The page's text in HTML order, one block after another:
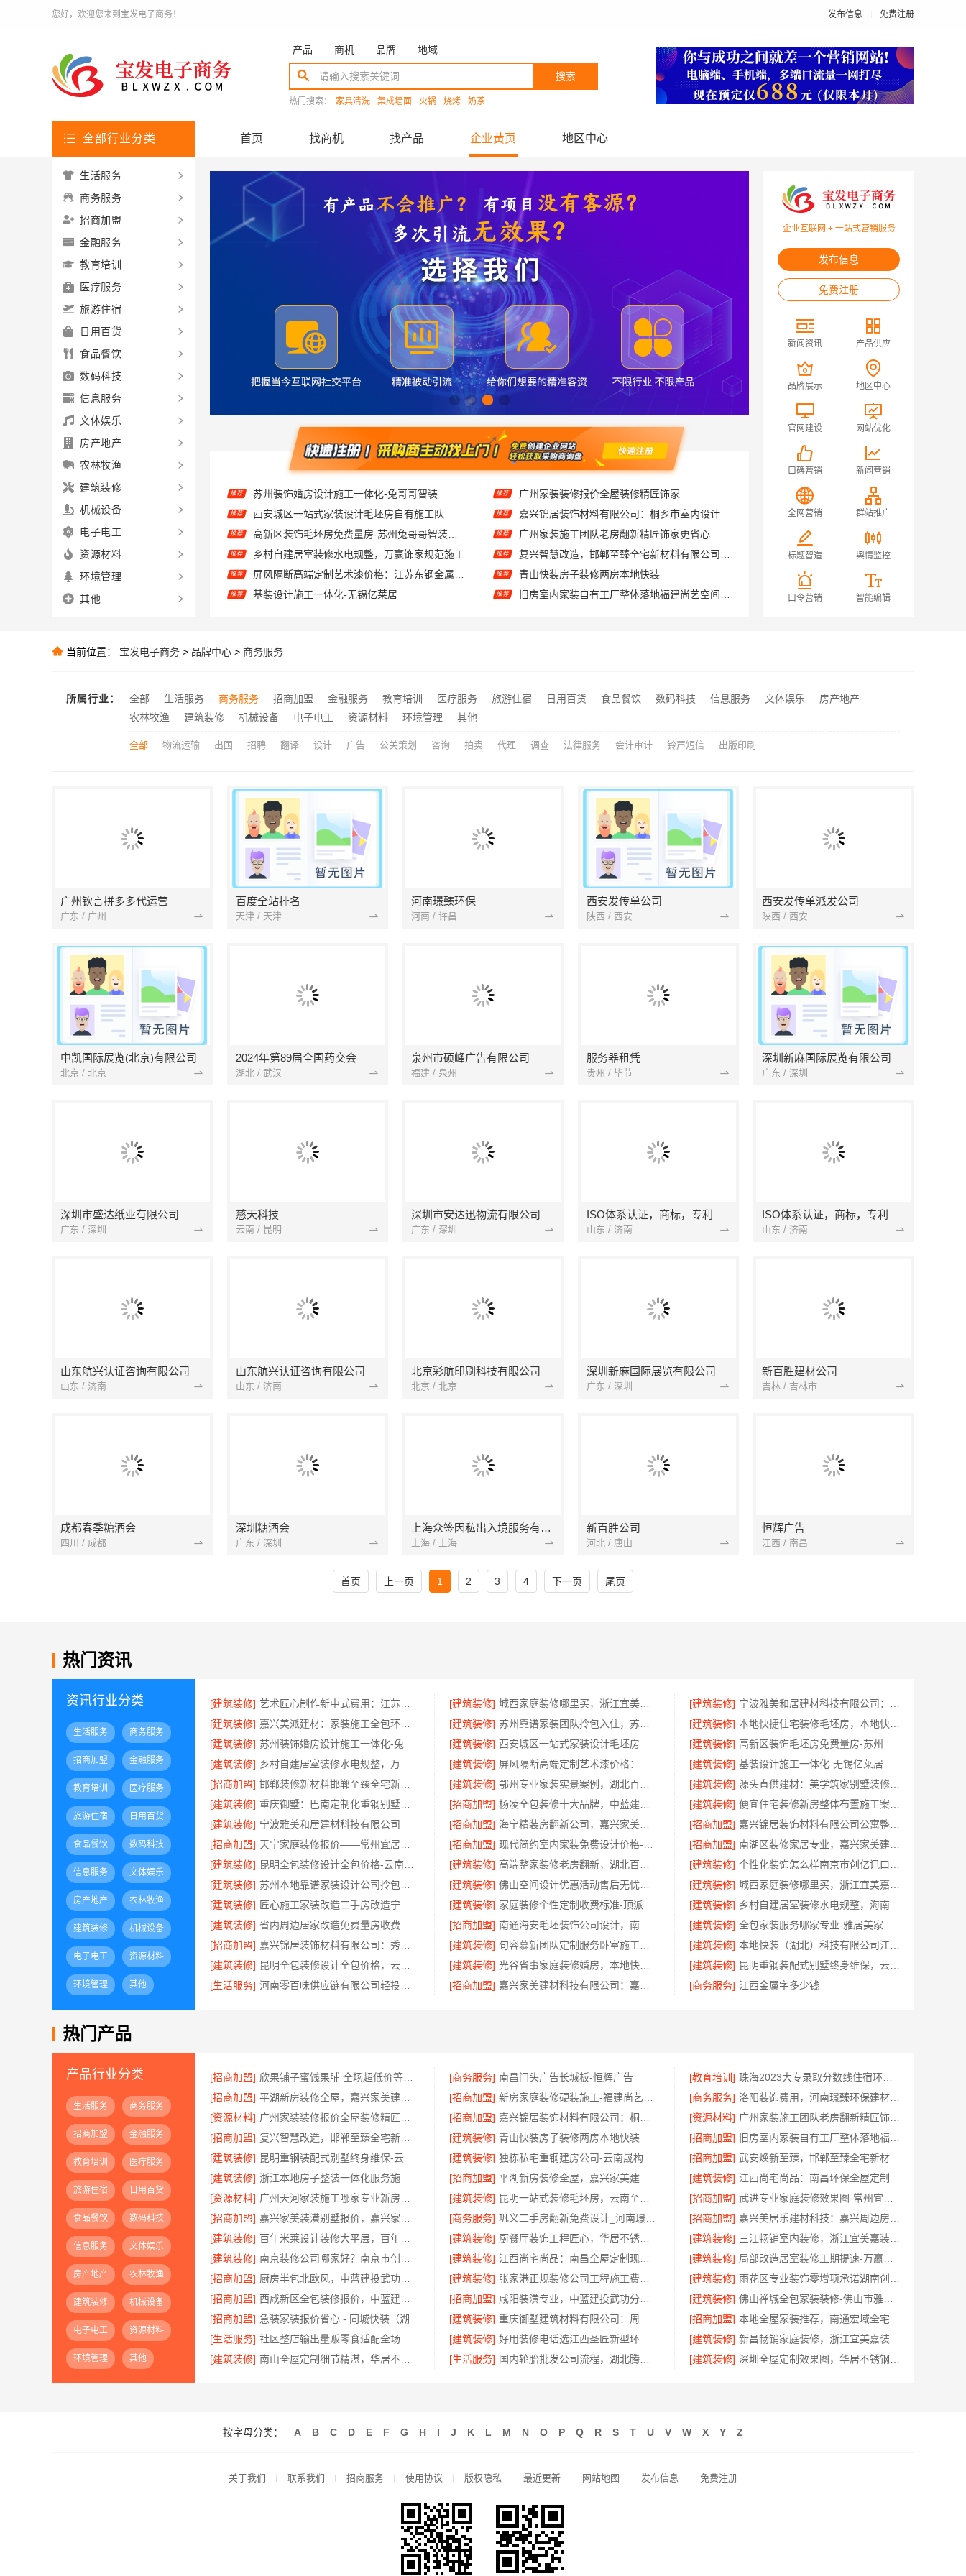
您好，欢迎您来到宝发电子商务！ 发布信息 免费注册
产品 商机 品牌 地域
搜索
热门搜索： 家具清洗 集成墙面 火锅 烧烤 奶茶
全部行业分类 首页 找商机 找产品 企业黄页 地区中心
推荐
推荐 高新区装饰毛坯房免费量房-苏州兔哥哥智装新材料
推荐 乡村自建居室装修水电规整，万赢饰家规范施工
推荐 屏风隔断高端定制艺术漆价格：江苏东钢金属家居不锈钢
推荐 基装设计施工一体化-无锡亿莱居
推荐
推荐 嘉兴美派建材：家装施工全包环保材料值得信赖
推荐 本地快捷住宅装修毛坯房，本地快装（湖北）科技闪电交付
推荐 苏州装饰婚房设计施工一体化-兔哥哥智装
推荐
推荐 广州家装施工团队老房翻新精匠饰家更省心
推荐
推荐 青山快装房子装修两房本地快装
推荐
推荐 欣果铺子蜜饯果脯 全场超低价等你来
推荐 洛阳装饰费用，河南璟臻环保建材有限公司报价透明
企业互联网 + 一站式营销服务
发布信息
免费注册
新闻资讯 产品供应
品牌展示 地区中心
官网建设 网站优化
口碑营销 新闻营销
全网营销 群站推广
标题智造 舆情监控
口令营销 智能编辑
生活服务
商务服务
招商加盟
金融服务
教育培训
医疗服务
旅游住宿
日用百货
食品餐饮
数码科技
信息服务
文体娱乐
房产地产
农林牧渔
建筑装修
机械设备
电子电工
资源材料
环境管理
其他
当前位置： 宝发电子商务 > 品牌中心 > 商务服务
所属行业： 全部 生活服务 商务服务 招商加盟 金融服务 教育培训 医疗服务 旅游住宿 日用百货 食品餐饮 数码科技 信息服务 文体娱乐
房产地产
农林牧渔
建筑装修 机械设备 电子电工 资源材料 环境管理 其他
全部 物流运输 出国 招聘 翻译 设计 广告 公关策划 咨询 拍卖 代理 调查 法律服务 会计审计 铃声短信 出版印刷
广州钦言拼多多代运营
广东 / 广州
百度全站排名
天津 / 天津
河南璟臻环保
河南 / 许昌
西安发传单公司
陕西 / 西安
西安发传单派发公司
陕西 / 西安
中凯国际展览(北京)有限公司
北京 / 北京
2024年第89届全国药交会
湖北 / 武汉
泉州市硕峰广告有限公司
福建 / 泉州
服务器租凭
贵州 / 毕节
深圳新麻国际展览有限公司
广东 / 深圳
深圳市盛达纸业有限公司
广东 / 深圳
慈天科技
云南 / 昆明
深圳市安达迅物流有限公司
广东 / 深圳
ISO体系认证，商标，专利
山东 / 济南
ISO体系认证，商标，专利
山东 / 济南
山东航兴认证咨询有限公司
山东 / 济南
山东航兴认证咨询有限公司
山东 / 济南
北京彩航印刷科技有限公司
北京 / 北京
深圳新麻国际展览有限公司
广东 / 深圳
新百胜建材公司
吉林 / 吉林市
成都春季糖酒会
四川 / 成都
深圳糖酒会
广东 / 深圳
上海众签因私出入境服务有限公司
上海 / 上海
新百胜公司
河北 / 唐山
恒辉广告
江西 / 南昌
首页 上一页 1 2 3 4 下一页 尾页
热门资讯
资讯行业分类
生活服务 商务服务
招商加盟 金融服务
教育培训 医疗服务
旅游住宿 日用百货
食品餐饮 数码科技
信息服务 文体娱乐
房产地产 农林牧渔
建筑装修 机械设备
电子电工 资源材料
环境管理 其他
[建筑装修] [建筑装修] [建筑装修]
[建筑装修]
[建筑装修] [建筑装修]
本地快捷住宅装修毛坯房，本地快装（湖北）科技闪电交付
[建筑装修]
[建筑装修] [建筑装修]
[建筑装修]
[建筑装修] [建筑装修] 基装设计施工一体化-无锡亿莱居
[招商加盟]
[建筑装修] [建筑装修]
源头直供建材：美学筑家别墅装修，品质与性价比并存
[建筑装修]
[招商加盟] [建筑装修]
便宜住宅装修新房整体布置施工案例，浙江乐享新材料有限公司
[建筑装修] 宁波雅美和居建材科技有限公司 [招商加盟] [招商加盟]
嘉兴锦居装饰材料有限公司公寓整装排名
[招商加盟]
[招商加盟] [招商加盟]
南湖区装修家居专业，嘉兴家美建材科技值得信赖
[建筑装修]
[建筑装修] [建筑装修]
[建筑装修]
[建筑装修] [建筑装修]
[建筑装修]
[建筑装修] [建筑装修]
乡村自建居室装修水电规整，海南万赢饰家规范改造
[建筑装修]
[招商加盟] [建筑装修]
[招商加盟]
[建筑装修] [建筑装修]
[建筑装修]
[建筑装修] [建筑装修]
昆明重钢装配式别墅终身维保，云南晟构全程守护
[生活服务]
[招商加盟] [商务服务] 江西金属字多少钱
热门产品
产品行业分类
生活服务 商务服务
招商加盟 金融服务
教育培训 医疗服务
旅游住宿 日用百货
食品餐饮 数码科技
信息服务 文体娱乐
房产地产 农林牧渔
建筑装修 机械设备
电子电工 资源材料
环境管理 其他
[招商加盟] [商务服务] 南昌门头广告长城板-恒辉广告 [教育培训]
珠海2023大专录取分数线住宿环境-北京理工大学珠海学院继续教育学院
[招商加盟]
[招商加盟] [商务服务]
洛阳装饰费用，河南璟臻环保建材有限公司报价透明
[资源材料]
[招商加盟] [资源材料]
广州家装施工团队老房翻新精匠饰家更省心
[招商加盟]
[建筑装修] 青山快装房子装修两房本地快装 [招商加盟]
旧房室内家装自有工厂整体落地福建尚艺空间新材料科技有限公司
[建筑装修]
[建筑装修] [招商加盟]
武安焕新至臻，邯郸至臻全宅新材料有限公司开启智美生活
[建筑装修]
[招商加盟] [建筑装修]
[资源材料]
[建筑装修] [招商加盟]
[招商加盟]
[商务服务] [招商加盟]
[建筑装修]
[建筑装修] [建筑装修]
三江畅销室内装修，浙江宜美嘉装饰工程有限公司品质之选
[建筑装修]
[建筑装修] [建筑装修]
局部改造居室装修工期提速-万赢饰家新型建筑材料
[招商加盟]
[建筑装修] [建筑装修]
[招商加盟]
[招商加盟] [建筑装修]
佛山禅城全包家装装修-佛山市雅居美家建筑装饰工程有限公司
[招商加盟]
[建筑装修] [招商加盟]
[生活服务]
[建筑装修] [建筑装修]
新昌畅销家庭装修，浙江宜美嘉装饰工程有限公司优选
[建筑装修]
[生活服务] [建筑装修]
按字母分类： A B C D E F G H I J K L M N O P Q R S T U V W X Y Z
关于我们 联系我们 招商服务 使用协议 版权隐私 最近更新 网站地图 发布信息 免费注册